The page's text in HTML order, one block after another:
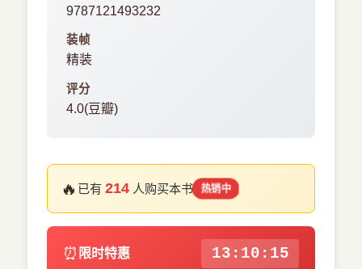
9787121493232
装帧
精装
评分
4.0(豆瓣)
🔥 已有214 人购买本书 热销中
⏰ 限时特惠 13:10:15